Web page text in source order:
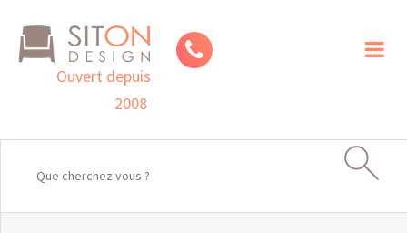
Ouvert depuis
2008